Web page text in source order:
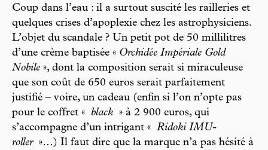
Coup dans l’eau : il a surtout suscité les railleries et
quelques crises d’apoplexie chez les astrophysiciens.
L’objet du scandale ? Un petit pot de 50 millilitres
d’une crème baptisée « Orchidée Impériale Gold
Nobile », dont la composition serait si miraculeuse
que son coût de 650 euros serait parfaitement
justifié – voire, un cadeau (enfin si l’on n’opte pas
pour le coffret «
black » à 2 900 euros, qui
s’accompagne d’un intrigant « Ridoki IMU-
roller »…) Il faut dire que la marque n’a pas hésité à